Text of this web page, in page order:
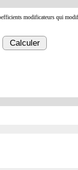
modificateurs qui
Calculer